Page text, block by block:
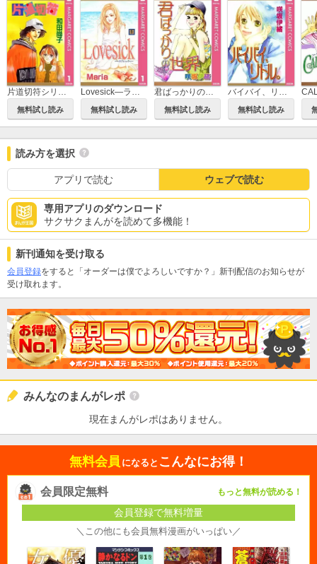
無料試し読み 無料試し読み 無料試し読み 無料試し読み
読み方を選択
アプリで読む ウェブで読む
専用アプリのダウンロード
サクサクまんがを読めて多機能！
新刊通知を受け取る
会員登録をすると「オーダーは僕でよろしいですか？」新刊配信のお知らせが
受け取れます。
みんなのまんがレポ
現在まんがレポはありません。
無料会員 になると こんなにお得！
会員限定無料 もっと無料が読める！
会員登録で無料増量
＼この他にも会員無料漫画がいっぱい／